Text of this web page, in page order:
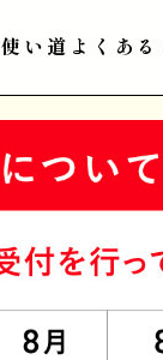
い道 よくあ